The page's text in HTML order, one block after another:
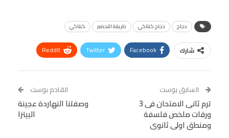
دجاج دجاج كنتاكي طريقة التحضير كنتاكي
شارك Facebook
Twitter
ReddIt
Tumblr
البريد الإلكتروني
VK
Digg
LINE
السابق بوست
ترم ثانى الامتحان فى 3
ورقات ملخص فلسفة
ومنطق اولى ثانوى
القادم بوست
وصفتنا النهاردة عجينة
البيتزا